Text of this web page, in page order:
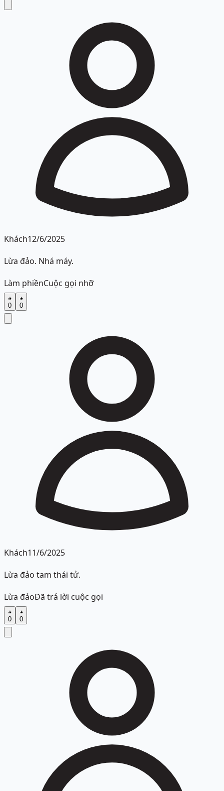
Khách12/6/2025
Lừa đảo. Nhá máy.
Làm phiềnCuộc gọi nhỡ
0 0
Khách11/6/2025
Lừa đảo tam thái tử.
Lừa đảoĐã trả lời cuộc gọi
0 0